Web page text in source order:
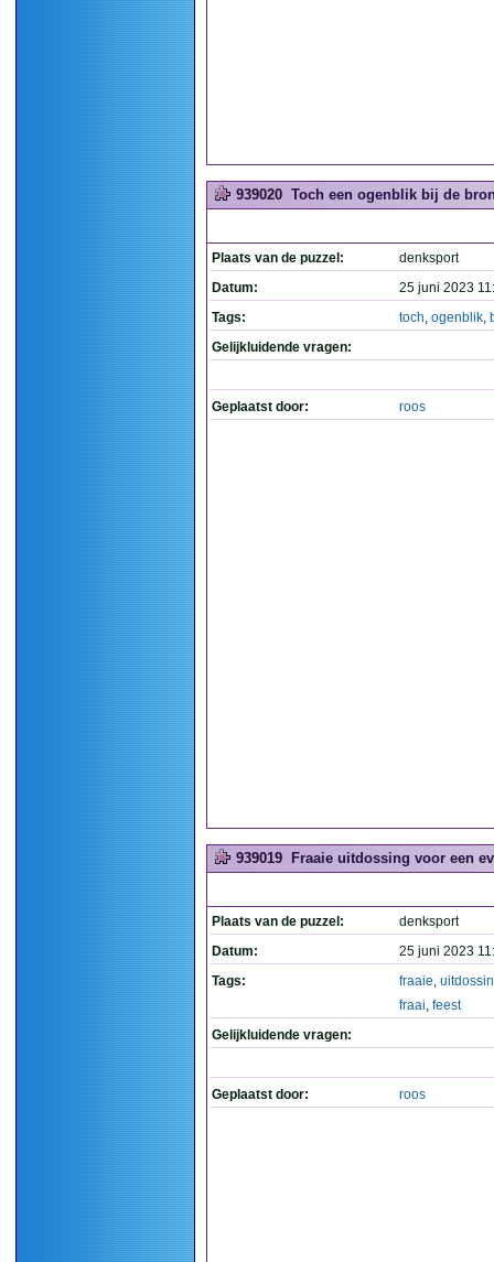
939020 Toch een ogenblik bij de
Plaats van de puzzel:
denksport
Datum:
25 juni 2023
Tags:
toch, ogenblik,
Gelijkluidende vragen:
Geplaatst door: roos
939019 Fraaie uitdossing voor een
Plaats van de puzzel:
denksport
Datum:
25 juni 2023
Tags:
fraaie,
fraai, feest
Gelijkluidende vragen:
Geplaatst door: roos